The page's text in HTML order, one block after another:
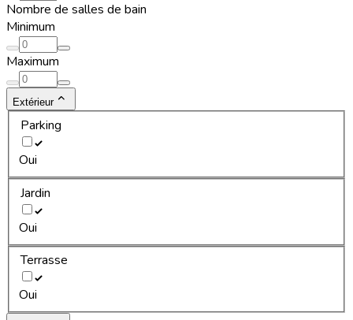
Nombre de salles de bain
Minimum
Maximum
Extérieur
Parking
Oui
Jardin
Oui
Terrasse
Oui